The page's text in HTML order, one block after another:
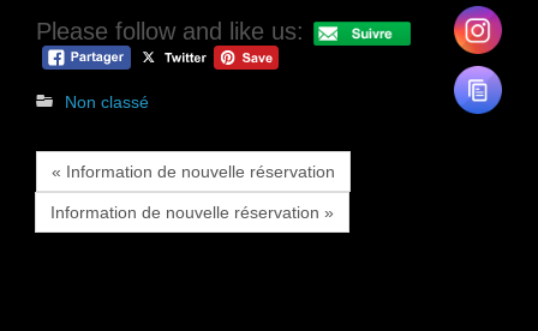
Please follow and like us:
Non classé
« Information de nouvelle réservation
Information de nouvelle réservation »